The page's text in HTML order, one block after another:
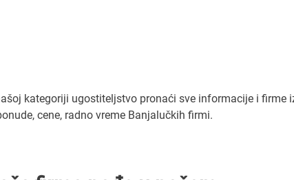
kategoriji ugostiteljstvo pronaći sve informacije i firme
cene, radno vreme Banjalučkih firmi.